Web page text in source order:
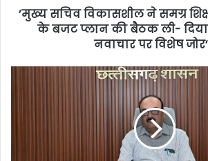
’मुख्य सचिव विकासशील ने समग्र
के बजट प्लान की बैठक ली-
नवाचार पर विशेष